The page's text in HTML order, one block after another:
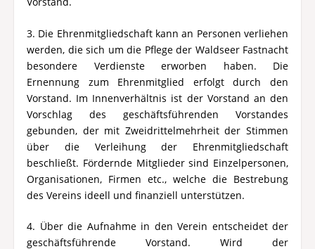
3. Die Ehrenmitgliedschaft kann an Personen verliehen
werden, die sich um die Pflege der Waldseer Fastnacht
besondere Verdienste erworben haben. Die
Ernennung zum Ehrenmitglied erfolgt durch den
Vorstand. Im Innenverhältnis ist der Vorstand an den
Vorschlag des geschäftsführenden Vorstandes
gebunden, der mit Zweidrittelmehrheit der Stimmen
über die Verleihung der Ehrenmitgliedschaft
beschließt. Fördernde Mitglieder sind Einzelpersonen,
Organisationen, Firmen etc., welche die Bestrebung
des Vereins ideell und finanziell unterstützen.
4. Über die Aufnahme in den Verein entscheidet der
geschäftsführende Vorstand. Wird der